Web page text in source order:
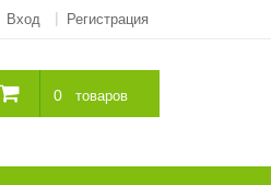
Вход Регистрация
0 товаров